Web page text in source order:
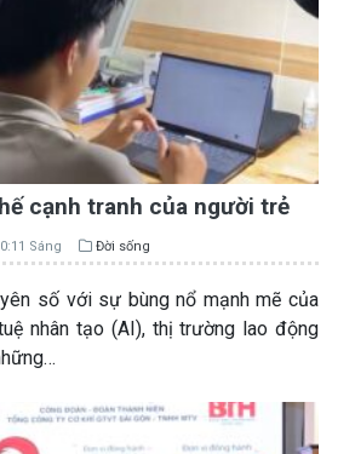
cạnh tranh của người trẻ
Sáng Đời sống
số với sự bùng nổ mạnh mẽ của
nhân tạo (AI), thị trường lao động